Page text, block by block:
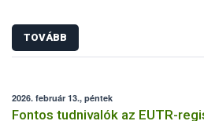
TOVÁBB
2026. február 13., péntek
Fontos tudnivalók az EUTR-